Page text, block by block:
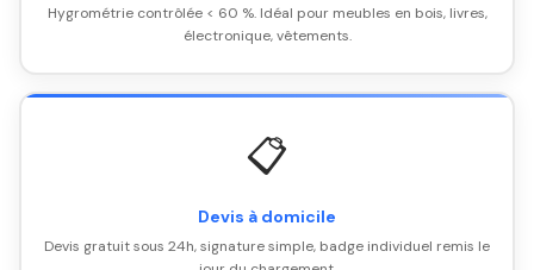
Hygrométrie contrôlée < 60 %. Idéal pour meubles en bois, livres,
électronique, vêtements.
📋
Devis à domicile
Devis gratuit sous 24h, signature simple, badge individuel remis le